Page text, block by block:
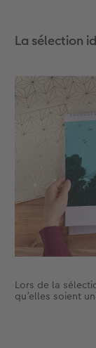
La sélection
Lors de la
qu’elles soient